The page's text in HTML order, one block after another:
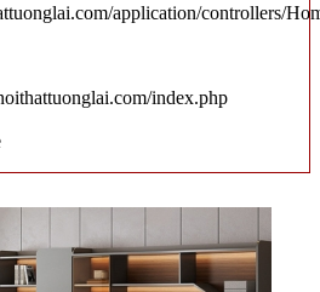
application/controllers/
index.php